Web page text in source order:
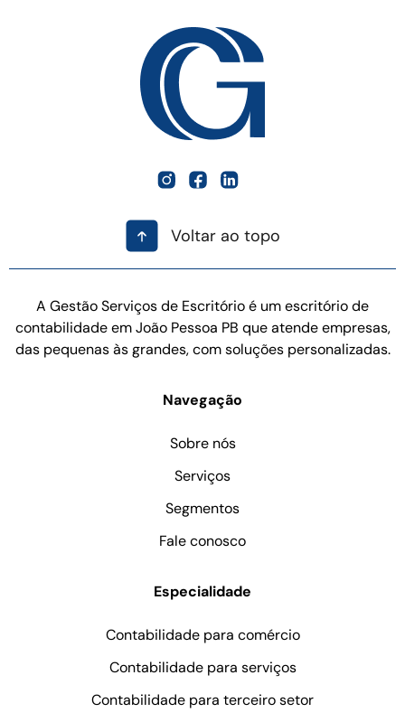
Voltar ao topo
A Gestão Serviços de Escritório é um escritório de
contabilidade em João Pessoa PB que atende empresas,
das pequenas às grandes, com soluções personalizadas.
Navegação
Sobre nós
Serviços
Segmentos
Fale conosco
Especialidade
Contabilidade para comércio
Contabilidade para serviços
Contabilidade para terceiro setor